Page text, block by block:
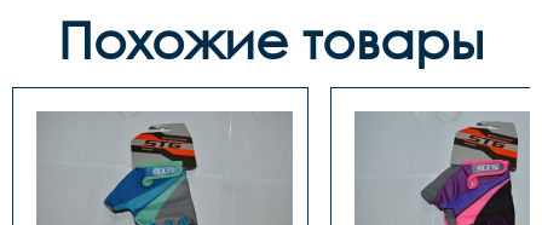
Похожие товары